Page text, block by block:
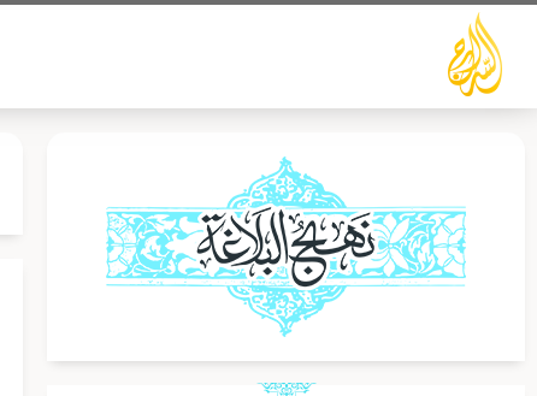
تخطي
المحتوى